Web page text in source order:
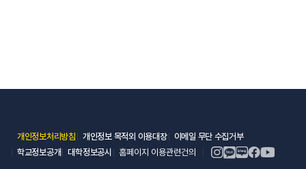
개인정보처리방침(새 창 열림)
개인정보 목적외 이용대장(새 창 열림)
이메일 무단 수집거부(새 창 열림)
학교정보공개(새 창 열림)
대학정보공시(새 창 열림)
홈페이지 이용관련건의